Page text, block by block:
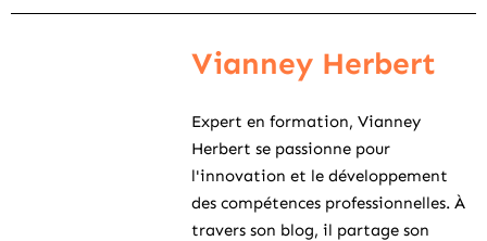
Vianney Herbert
Expert en formation, Vianney
Herbert se passionne pour
l'innovation et le développement
des compétences professionnelles. À
travers son blog, il partage son